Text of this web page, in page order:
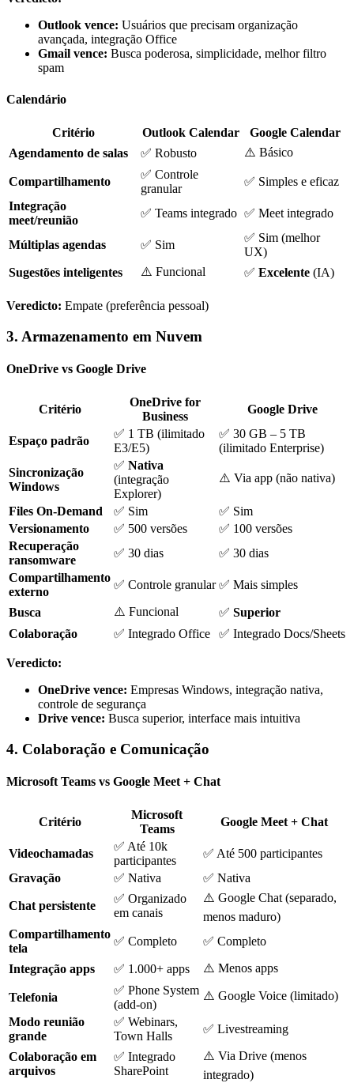
Outlook vence: Usuários que precisam organização
avançada, integração Office
Gmail vence: Busca poderosa, simplicidade, melhor filtro
spam
Calendário
Critério Outlook Calendar
Google Calendar
Agendamento de salas
✅ Robusto ⚠️ Básico
Compartilhamento
✅ Controle
granular
✅ Simples e eficaz
Integração
meet/reunião
✅ Teams integrado ✅ Meet integrado
Múltiplas agendas ✅ Sim
✅ Sim (melhor
UX)
Sugestões inteligentes
⚠️ Funcional ✅ Excelente (IA)
Veredicto: Empate (preferência pessoal)
3. Armazenamento em Nuvem
OneDrive vs Google Drive
Critério
OneDrive for
Business
Google Drive
Espaço padrão
✅ 1 TB (ilimitado
E3/E5)
✅ 30 GB – 5 TB
(ilimitado Enterprise)
Sincronização
Windows
✅ Nativa
(integração
Explorer)
⚠️ Via app (não nativa)
Files On-Demand ✅ Sim
✅ Sim
Versionamento
✅ 500 versões
✅ 100 versões
Recuperação
ransomware
✅ 30 dias
✅ 30 dias
Compartilhamento
externo
✅ Controle granular ✅ Mais simples
Busca ⚠️ Funcional ✅ Superior
Colaboração
✅ Integrado Office ✅ Integrado Docs/Sheets
Veredicto:
OneDrive vence: Empresas Windows, integração nativa,
controle de segurança
Drive vence: Busca superior, interface mais intuitiva
4. Colaboração e Comunicação
Microsoft Teams vs Google Meet + Chat
Critério
Microsoft
Teams
Google Meet + Chat
Videochamadas
✅ Até 10k
participantes
✅ Até 500 participantes
Gravação
✅ Nativa ✅ Nativa
Chat persistente
✅ Organizado
em canais
⚠️ Google Chat (separado,
menos maduro)
Compartilhamento
tela
✅ Completo ✅ Completo
Integração apps ✅ 1.000+ apps ⚠️ Menos apps
Telefonia
✅ Phone System
(add-on)
⚠️ Google Voice (limitado)
Modo reunião
grande
✅ Webinars,
Town Halls
✅ Livestreaming
Colaboração em
arquivos
✅ Integrado
SharePoint
⚠️ Via Drive (menos
integrado)